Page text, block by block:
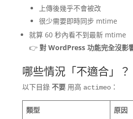
上傳後幾乎不會被改
很少需要即時同步 mtime
就算 60 秒內看不到最新 mtime
👉 對 WordPress 功能完全沒影
哪些情況「不適合」？
以下目錄 不要用高 actimeo：
類型 原因